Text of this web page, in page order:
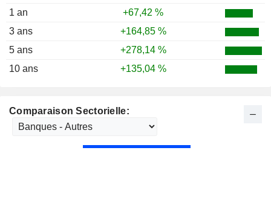
1 an
+67,42 %
3 ans
+164,85 %
5 ans
+278,14 %
10 ans
+135,04 %
Comparaison Sectorielle: